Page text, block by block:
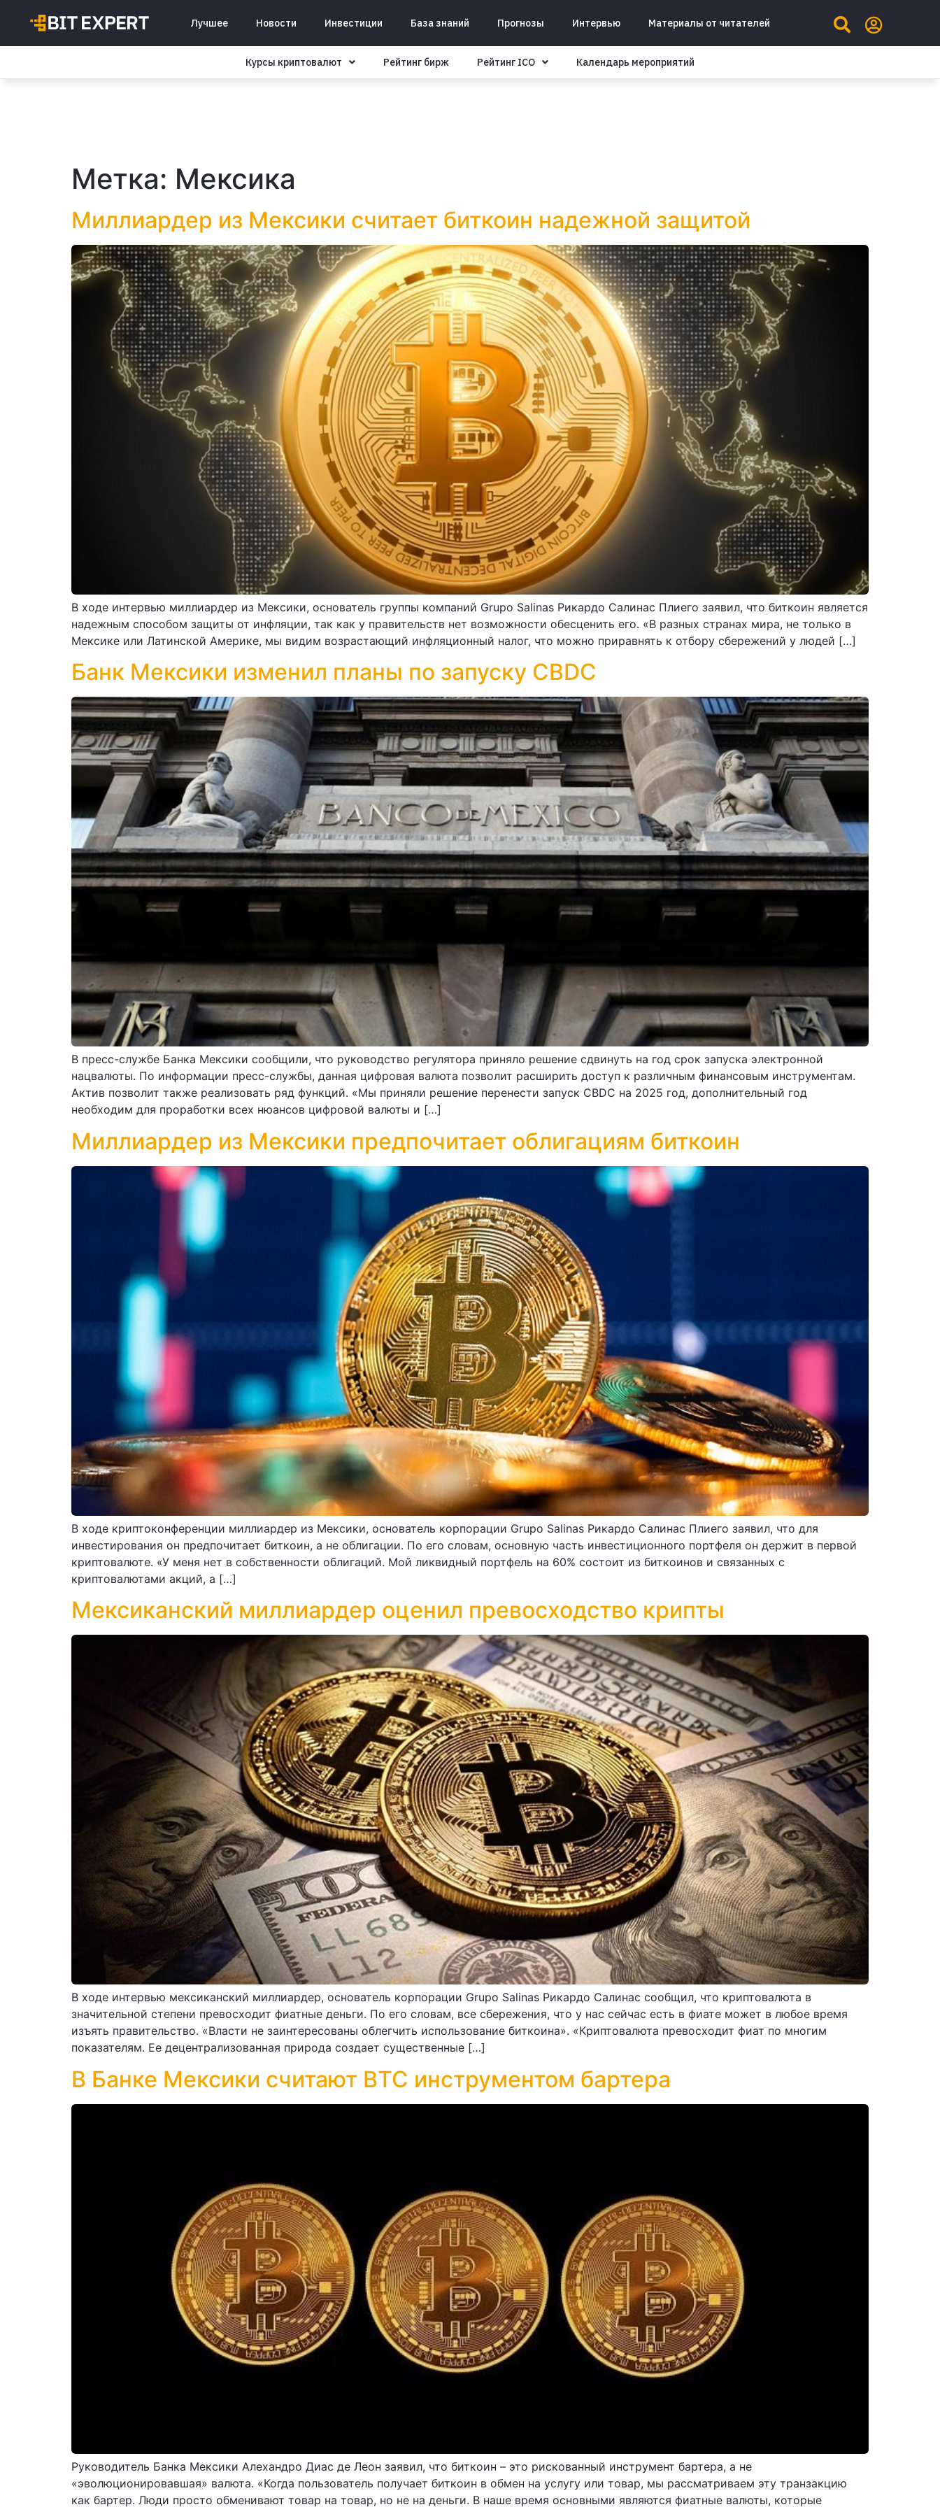
Лучшее Новости Инвестиции База знаний Прогнозы Интервью Материалы от читателей
Курсы криптовалют Рейтинг бирж Рейтинг ICO Календарь мероприятий
Метка: Мексика
Миллиардер из Мексики считает биткоин надежной защитой
В ходе интервью миллиардер из Мексики, основатель группы компаний Grupo Salinas Рикардо Салинас Плиего заявил, что биткоин является
надежным способом защиты от инфляции, так как у правительств нет возможности обесценить его. «В разных странах мира, не только в
Мексике или Латинской Америке, мы видим возрастающий инфляционный налог, что можно приравнять к отбору сбережений у людей […]
Банк Мексики изменил планы по запуску CBDC
В пресс-службе Банка Мексики сообщили, что руководство регулятора приняло решение сдвинуть на год срок запуска электронной
нацвалюты. По информации пресс-службы, данная цифровая валюта позволит расширить доступ к различным финансовым инструментам.
Актив позволит также реализовать ряд функций. «Мы приняли решение перенести запуск CBDC на 2025 год, дополнительный год
необходим для проработки всех нюансов цифровой валюты и […]
Миллиардер из Мексики предпочитает облигациям биткоин
В ходе криптоконференции миллиардер из Мексики, основатель корпорации Grupo Salinas Рикардо Салинас Плиего заявил, что для
инвестирования он предпочитает биткоин, а не облигации. По его словам, основную часть инвестиционного портфеля он держит в первой
криптовалюте. «У меня нет в собственности облигаций. Мой ликвидный портфель на 60% состоит из биткоинов и связанных с
криптовалютами акций, а […]
Мексиканский миллиардер оценил превосходство крипты
В ходе интервью мексиканский миллиардер, основатель корпорации Grupo Salinas Рикардо Салинас сообщил, что криптовалюта в
значительной степени превосходит фиатные деньги. По его словам, все сбережения, что у нас сейчас есть в фиате может в любое время
изъять правительство. «Власти не заинтересованы облегчить использование биткоина». «Криптовалюта превосходит фиат по многим
показателям. Ее децентрализованная природа создает существенные […]
В Банке Мексики считают BTC инструментом бартера
Руководитель Банка Мексики Алехандро Диас де Леон заявил, что биткоин – это рискованный инструмент бартера, а не
«эволюционировавшая» валюта. «Когда пользователь получает биткоин в обмен на услугу или товар, мы рассматриваем эту транзакцию
как бартер. Люди просто обменивают товар на товар, но не на деньги. В наше время основными являются фиатные валюты, которые